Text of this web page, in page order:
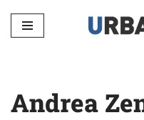
Vai
Andrea